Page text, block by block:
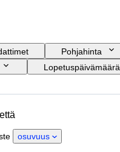
Pohjahinta
Lopetuspäivämäärä
Sukupuoli
Sertifiointi
osuvuus